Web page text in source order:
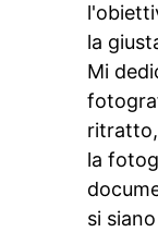
la
Mi
la
si